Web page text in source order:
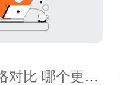
对比 哪个更适